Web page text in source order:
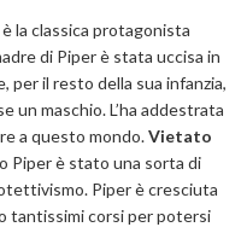
la classica protagonista
di Piper è stata uccisa in
per il resto della sua infanzia,
un maschio. L’ha addestrata
a questo mondo.Vietato
Piper è stato una sorta di
Piper è cresciuta
tantissimi corsi per potersi